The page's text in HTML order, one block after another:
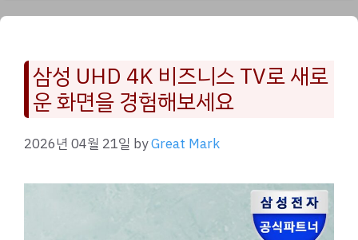
삼성 UHD 4K 비즈니스 TV로 새로
운 화면을 경험해보세요
2026년 04월 21일 byGreat Mark